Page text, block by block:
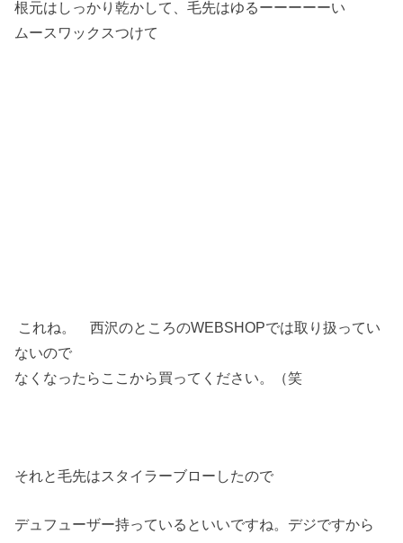
根元はしっかり乾かして、毛先はゆるーーーーーい
ムースワックスつけて
これね。 西沢のところのWEBSHOPでは取り扱ってい
ないので
なくなったらここから買ってください。（笑
それと毛先はスタイラーブローしたので
デュフューザー持っているといいですね。デジですから